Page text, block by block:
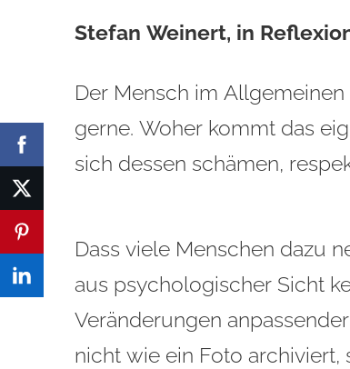
Stefan Weinert, in
Der Mensch im Allgemeinen
gerne. Woher kommt das
sich dessen schämen,
Dass viele Menschen dazu
aus psychologischer Sicht
Veränderungen
nicht wie ein Foto